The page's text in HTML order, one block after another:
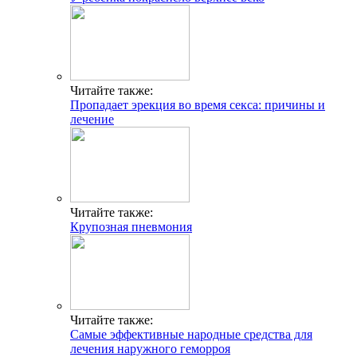
Читайте также:
Пропадает эрекция во время секса: причины и
лечение
Читайте также:
Крупозная пневмония
Читайте также:
Самые эффективные народные средства для
лечения наружного геморроя